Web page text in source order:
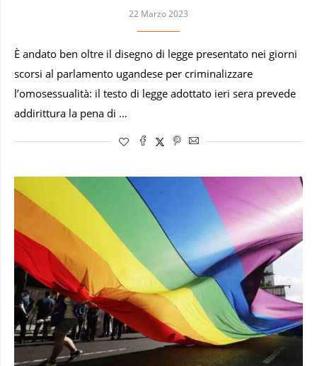
22 Marzo 2023
È andato ben oltre il disegno di legge presentato nei giorni
scorsi al parlamento ugandese per criminalizzare
l’omosessualità: il testo di legge adottato ieri sera prevede
addirittura la pena di …